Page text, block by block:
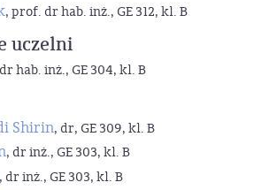
, prof. dr hab. inż., GE 312, kl. B
uczelni
hab. inż., GE 304, kl. B
Shirin, dr, GE 309, kl. B
, dr inż., GE 303, kl. B
, dr inż., GE 303, kl. B